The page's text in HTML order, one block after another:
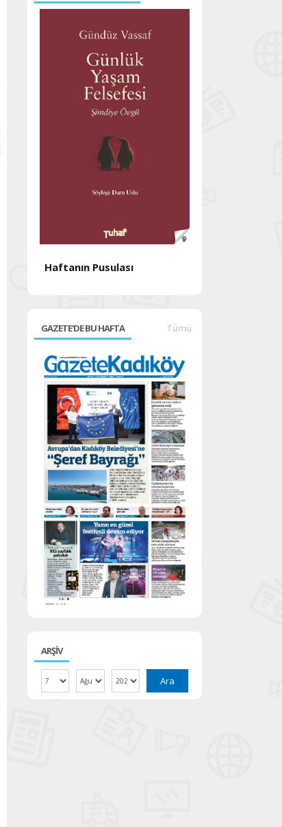
Haftanın Pusulası
GAZETE'DE BU HAFTA Tümü
ARŞİV
Ara